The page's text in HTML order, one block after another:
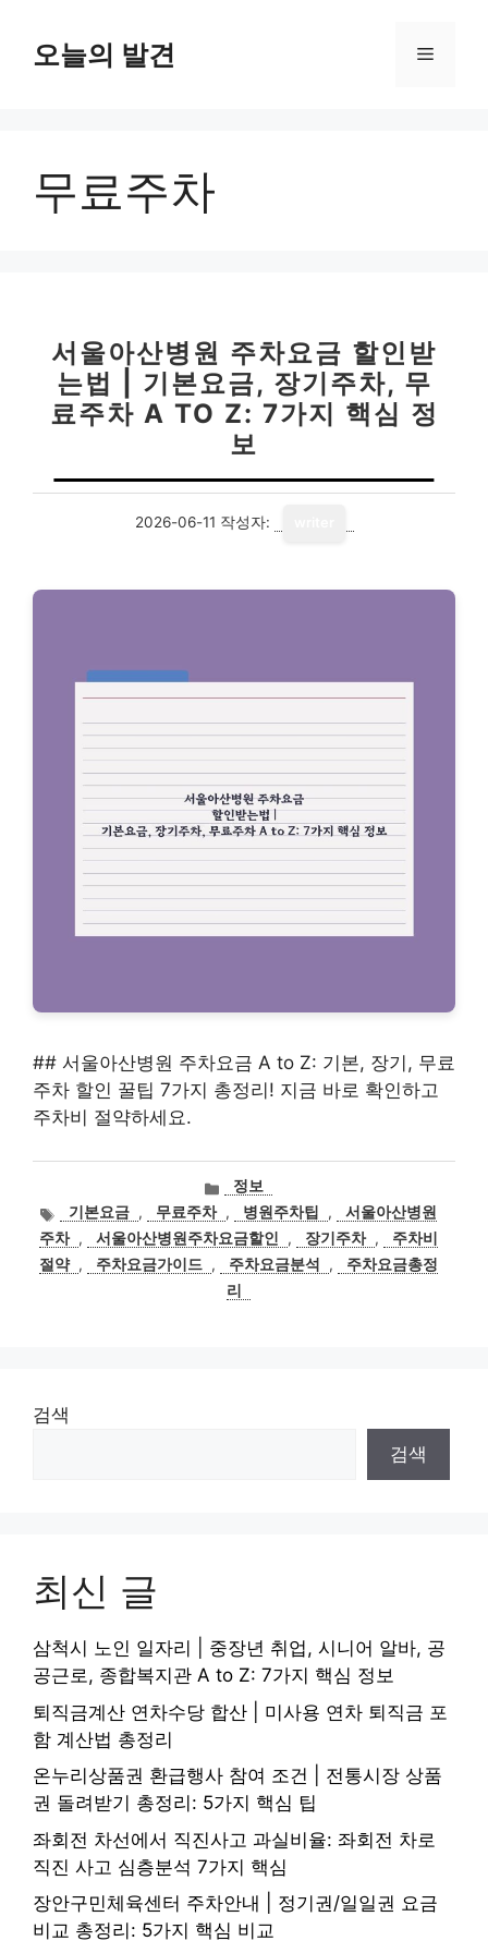
오늘의 발견 메
무료주차
서울아산병원 주차요금 할인받
는법 | 기본요금, 장기주차, 무
료주차 A TO Z: 7가지 핵심 정
보
2026-06-11 작성자:
## 서울아산병원 주차요금 A to Z: 기본, 장기, 무료
주차 할인 꿀팁 7가지 총정리! 지금 바로 확인하고
주차비 절약하세요.
카
고
리
정보
태
그
기본요금 , 무료주차 , 병원주차팁 ,
서울아산병원
주차 , 서울아산병원주차요금할인 , 장기주차 ,
주차비
절약 , 주차요금가이드 , 주차요금분석 ,
주차요금총정
리
검색
검색
최신 글
삼척시 노인 일자리 | 중장년 취업, 시니어 알바, 공
공근로, 종합복지관 A to Z: 7가지 핵심 정보
퇴직금계산 연차수당 합산 | 미사용 연차 퇴직금 포
함 계산법 총정리
온누리상품권 환급행사 참여 조건 | 전통시장 상품
권 돌려받기 총정리: 5가지 핵심 팁
좌회전 차선에서 직진사고 과실비율: 좌회전 차로
직진 사고 심층분석 7가지 핵심
장안구민체육센터 주차안내 | 정기권/일일권 요금
비교 총정리: 5가지 핵심 비교